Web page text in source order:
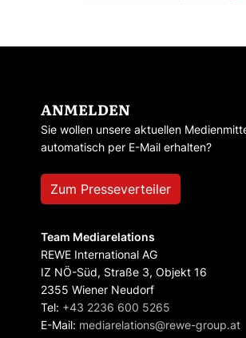
ANMELDEN
Sie wollen unsere aktuellen
automatisch per E-Mail erhalten?
Zum Presseverteiler
Team Mediarelations
REWE International AG
IZ NÖ-Süd, Straße 3, Objekt 16
2355 Wiener Neudorf
Tel: +43 2236 600 5265
E-Mail: mediarelations@rewe-group.at